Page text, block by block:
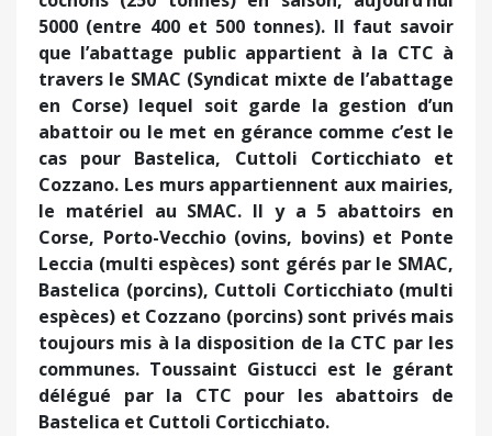
5000 (entre 400 et 500 tonnes). Il faut savoir
que l’abattage public appartient à la CTC à
travers le SMAC (Syndicat mixte de l’abattage
en Corse) lequel soit garde la gestion d’un
abattoir ou le met en gérance comme c’est le
cas pour Bastelica, Cuttoli Corticchiato et
Cozzano. Les murs appartiennent aux mairies,
le matériel au SMAC. Il y a 5 abattoirs en
Corse, Porto-Vecchio (ovins, bovins) et Ponte
Leccia (multi espèces) sont gérés par le SMAC,
Bastelica (porcins), Cuttoli Corticchiato (multi
espèces) et Cozzano (porcins) sont privés mais
toujours mis à la disposition de la CTC par les
communes. Toussaint Gistucci est le gérant
délégué par la CTC pour les abattoirs de
Bastelica et Cuttoli Corticchiato.